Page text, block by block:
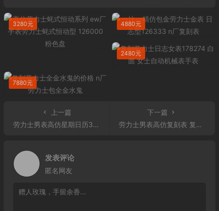
3280元 4880元
2480元
7880元
上一篇
劳力士男表高仿星期日历36复刻 劳力士男表高仿自动机械金表128238 绿盘 ew厂
下一篇
劳力士男表高仿复刻表 复刻劳力士男表高仿GMT格林尼治型ll系列后镶钻定制版
发表评论
匿名网友